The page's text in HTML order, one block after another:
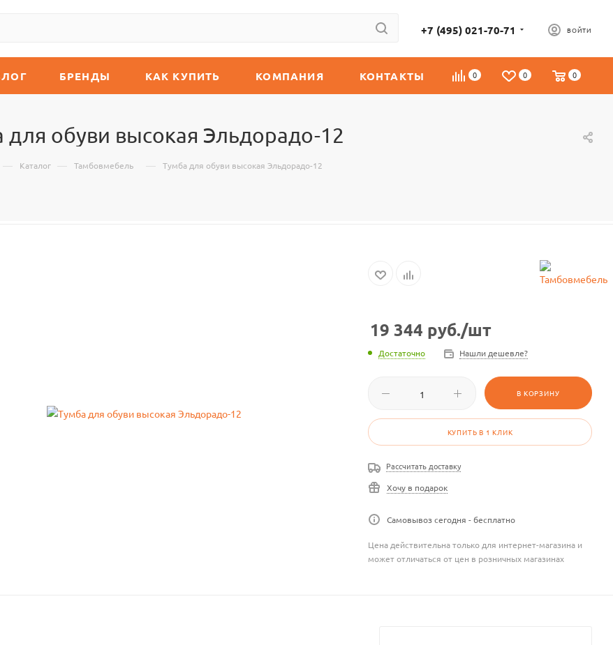
+7 (495) 021-70-71 ВОЙТИ
0 0 0
БРЕНДЫ КАК КУПИТЬ КОМПАНИЯ КОНТАКТЫ
для обуви высокая Эльдорадо-12
— Каталог — Тамбовмебель — Тумба для обуви высокая Эльдорадо-12
19 344 руб./шт
Достаточно Нашли дешевле?
В КОРЗИНУ
КУПИТЬ В 1 КЛИК
Рассчитать доставку
Хочу в подарок
Самовывоз сегодня - бесплатно
Цена действительна только для интернет-магазина и
может отличаться от цен в розничных магазинах